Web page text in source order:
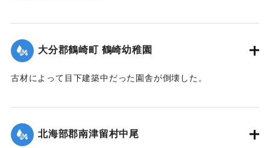
｜固有コード:00474059
大分郡鶴崎町 鶴崎幼稚園
古材によって目下建築中だった園舎が倒壊した。
｜固有コード: 00474060
北海部郡南津留村中尾